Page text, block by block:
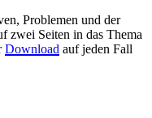
Problemen und der
zwei Seiten in das Thema
Download auf jeden Fall